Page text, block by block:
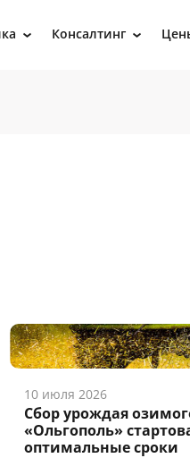
› Консалтинг ›
10 июля 2026
Сбор урождая
«Ольгополь»
оптимальные сроки